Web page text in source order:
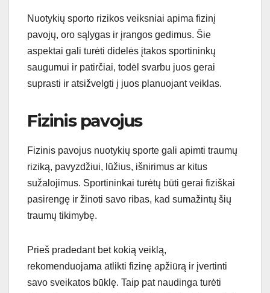
Nuotykių sporto rizikos veiksniai apima fizinį
pavojų, oro sąlygas ir įrangos gedimus. Šie
aspektai gali turėti didelės įtakos sportininkų
saugumui ir patirčiai, todėl svarbu juos gerai
suprasti ir atsižvelgti į juos planuojant veiklas.
Fizinis pavojus
Fizinis pavojus nuotykių sporte gali apimti traumų
riziką, pavyzdžiui, lūžius, išnirimus ar kitus
sužalojimus. Sportininkai turėtų būti gerai fiziškai
pasirengę ir žinoti savo ribas, kad sumažintų šių
traumų tikimybę.
Prieš pradedant bet kokią veiklą,
rekomenduojama atlikti fizinę apžiūrą ir įvertinti
savo sveikatos būklę. Taip pat naudinga turėti